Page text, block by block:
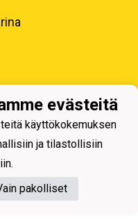
evästeitä
käyttökokemuksen
ja tilastollisiin
pakolliset